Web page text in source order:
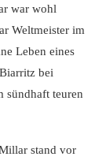
war wohl
Weltmeister im
Leben eines
bei
sündhaft teuren
stand vor